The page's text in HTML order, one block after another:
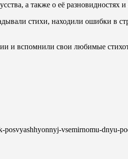
а также о её разновидностях
стихи, находили ошибки в
и вспомнили свои любимые
posvyashhyonnyj-vsemirnomu-dnyu-